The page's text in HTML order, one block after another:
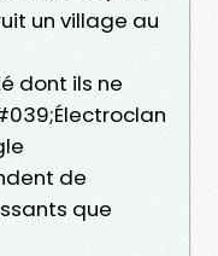
un village au
dont ils ne
de
que